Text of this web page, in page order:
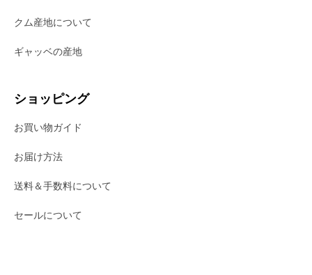
クム産地について
ギャッベの産地
ショッピング
お買い物ガイド
お届け方法
送料＆手数料について
セールについて